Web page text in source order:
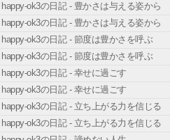
happy-ok3の日記 - 豊かさは与える姿から
happy-ok3の日記 - 豊かさは与える姿から
happy-ok3の日記 - 節度は豊かさを呼ぶ
happy-ok3の日記 - 節度は豊かさを呼ぶ
happy-ok3の日記 - 幸せに過ごす
happy-ok3の日記 - 幸せに過ごす
happy-ok3の日記 - 立ち上がる力を信じる
happy-ok3の日記 - 立ち上がる力を信じる